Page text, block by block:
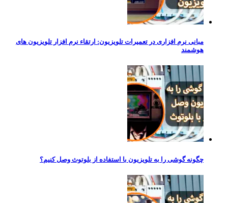
مبانی نرم‌ افزاری در تعمیرات تلویزیون: ارتقاء نرم‌ افزار تلویزیون‌ های
هوشمند
چگونه گوشی را به تلویزیون با استفاده از بلوتوث وصل کنیم؟